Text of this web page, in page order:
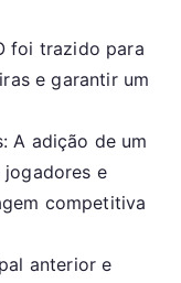
foi trazido para
e garantir um
A adição de um
e
competitiva
anterior e